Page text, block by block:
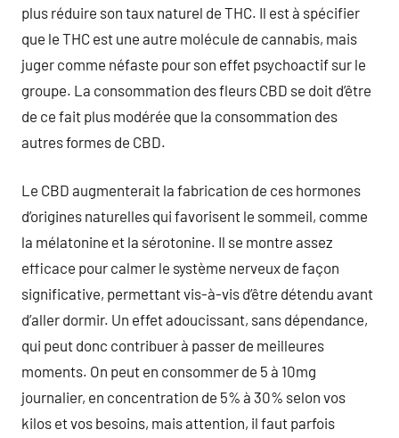
plus réduire son taux naturel de THC. Il est à spécifier
que le THC est une autre molécule de cannabis, mais
juger comme néfaste pour son effet psychoactif sur le
groupe. La consommation des fleurs CBD se doit d’être
de ce fait plus modérée que la consommation des
autres formes de CBD.
Le CBD augmenterait la fabrication de ces hormones
d’origines naturelles qui favorisent le sommeil, comme
la mélatonine et la sérotonine. Il se montre assez
efficace pour calmer le système nerveux de façon
significative, permettant vis-à-vis d’être détendu avant
d’aller dormir. Un effet adoucissant, sans dépendance,
qui peut donc contribuer à passer de meilleures
moments. On peut en consommer de 5 à 10mg
journalier, en concentration de 5% à 30% selon vos
kilos et vos besoins, mais attention, il faut parfois